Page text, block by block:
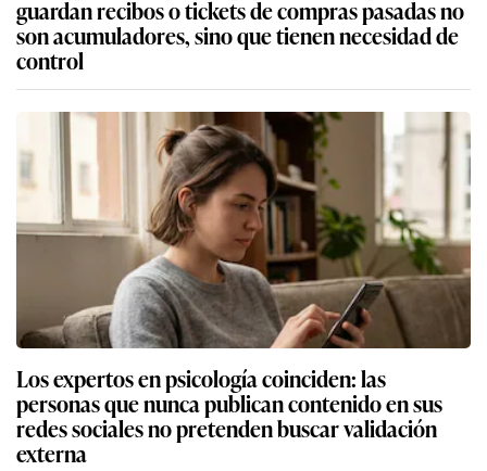
guardan recibos o tickets de compras pasadas no
son acumuladores, sino que tienen necesidad de
control
Los expertos en psicología coinciden: las
personas que nunca publican contenido en sus
redes sociales no pretenden buscar validación
externa